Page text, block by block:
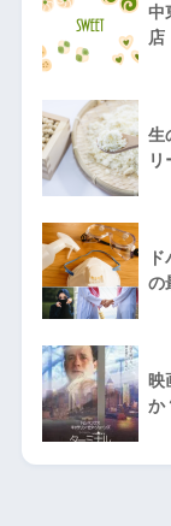
中
店
生
の
映
か